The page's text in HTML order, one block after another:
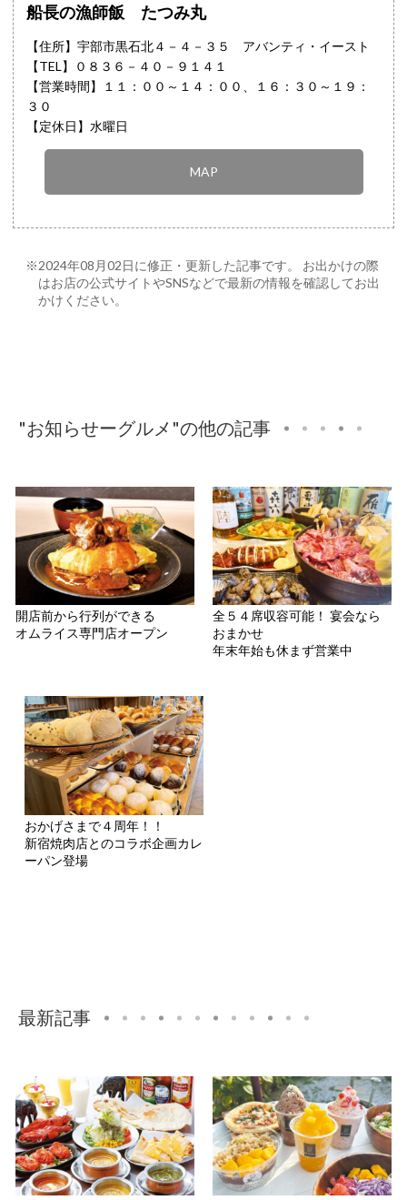
船長の漁師飯 たつみ丸
【住所】宇部市黒石北４－４－３５ アバンティ・イースト
【TEL】
０８３６－４０－９１４１
【営業時間】１１：００～１４：００、１６：３０～１９：
３０
【定休日】水曜日
MAP
※2024年08月02日に修正・更新した記事です。 お出かけの際
はお店の公式サイトやSNSなどで最新の情報を確認してお出
かけください。
"お知らせーグルメ"の他の記事
開店前から行列ができる
オムライス専門店オープン
全５４席収容可能！ 宴会なら
おまかせ
年末年始も休まず営業中
おかげさまで４周年！！
新宿焼肉店とのコラボ企画カレ
ーパン登場
最新記事